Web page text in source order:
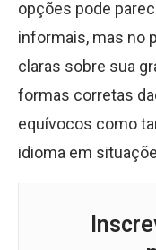
opções pode
informais, mas no
claras sobre sua
formas corretas
equívocos como
idioma em